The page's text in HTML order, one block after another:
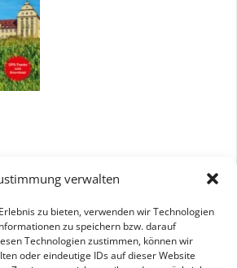
verwalten
zu bieten, verwenden wir Technologien
zu speichern bzw. darauf
Technologien zustimmen, können wir
oder eindeutige IDs auf dieser Website